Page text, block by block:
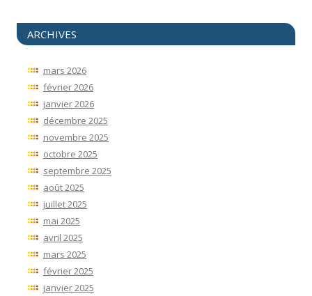
ARCHIVES
mars 2026
février 2026
janvier 2026
décembre 2025
novembre 2025
octobre 2025
septembre 2025
août 2025
juillet 2025
mai 2025
avril 2025
mars 2025
février 2025
janvier 2025